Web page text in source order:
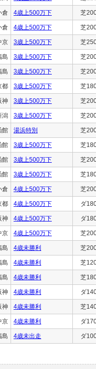
倉 4歳上500万下 芝
倉 4歳上500万下 芝
京 3歳上500万下 芝
島 3歳上500万下 芝
島 3歳上500万下 芝
都 3歳上500万下 芝
神 3歳上500万下 芝
潟 3歳上500万下 芝
館 湯浜特別 芝
館 3歳上500万下 芝
館 3歳上500万下 芝
館 3歳上500万下 芝
倉 4歳上500万下 芝
都 4歳上500万下 ダ
神 4歳上500万下 ダ
京 4歳上500万下 芝
島 4歳未勝利 芝
島 4歳未勝利 芝
島 4歳未勝利 芝
神 4歳未勝利 ダ
神 4歳未勝利 芝
京 4歳未勝利 ダ
島 4歳未出走 ダ